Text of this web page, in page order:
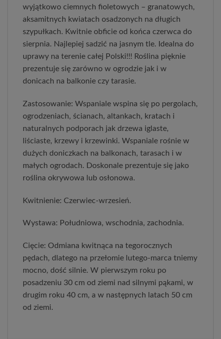
wyjątkowo ciemnych fioletowych – granatowych,
aksamitnych kwiatach osadzonych na długich
szypułkach. Kwitnie obficie od końca czerwca do
sierpnia. Najlepiej sadzić na jasnym tle. Idealna do
uprawy na terenie całej Polski!!! Roślina pięknie
prezentuje się zarówno w ogrodzie jak i w
donicach na balkonie czy tarasie.
Zastosowanie: Wspaniale wspina się po pergolach,
ogrodzeniach, ścianach, altankach, kratach i
naturalnych podporach jak drzewa iglaste,
liściaste, krzewy i krzewinki. Wspaniale rośnie w
dużych doniczkach na balkonach, tarasach i w
małych ogrodach. Doskonale prezentuje się jako
roślina okrywowa lub osłonowa.
Kwitnienie: Czerwiec-wrzesień.
Wystawa: Południowa, wschodnia, zachodnia.
Cięcie: Odmiana kwitnąca na tegorocznych
pędach, dlatego na przełomie lutego-marca tniemy
mocno, dość silnie. W pierwszym roku po
posadzeniu 30 cm od ziemi nad silnymi pąkami, w
drugim roku 40 cm, a w następnych latach 50 cm
od ziemi.